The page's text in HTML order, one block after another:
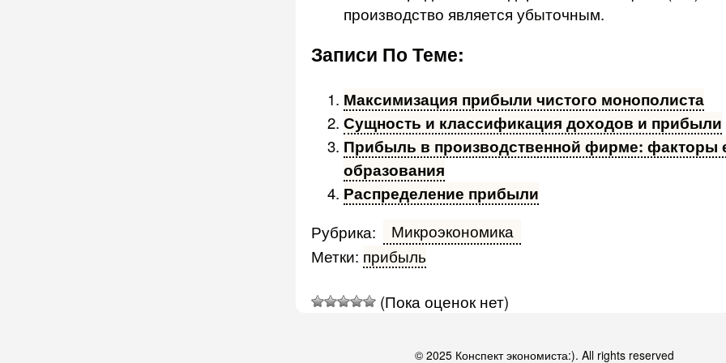
производство является убыточным.
Записи По Теме:
Максимизация прибыли чистого монополиста
Сущность и классификация доходов и прибыли
Прибыль в производственной фирме: факторы
образования
Распределение прибыли
Рубрика:
Микроэкономика
Метки: прибыль
(Пока оценок нет)
© 2025 Конспект экономиста:). All rights reserved